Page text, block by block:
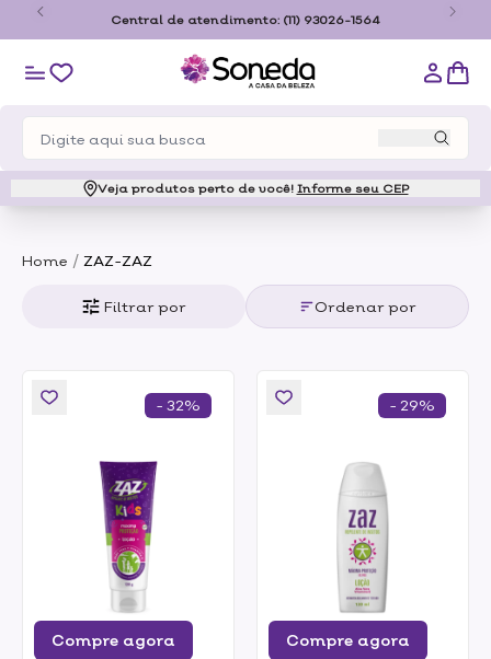
Central de atendimento: (11) 93026-1564
Veja produtos perto de você! Informe seu CEP
Home / ZAZ-ZAZ
Filtrar por Ordenar por
Compre agora
- 32%
Compre agora
- 29%